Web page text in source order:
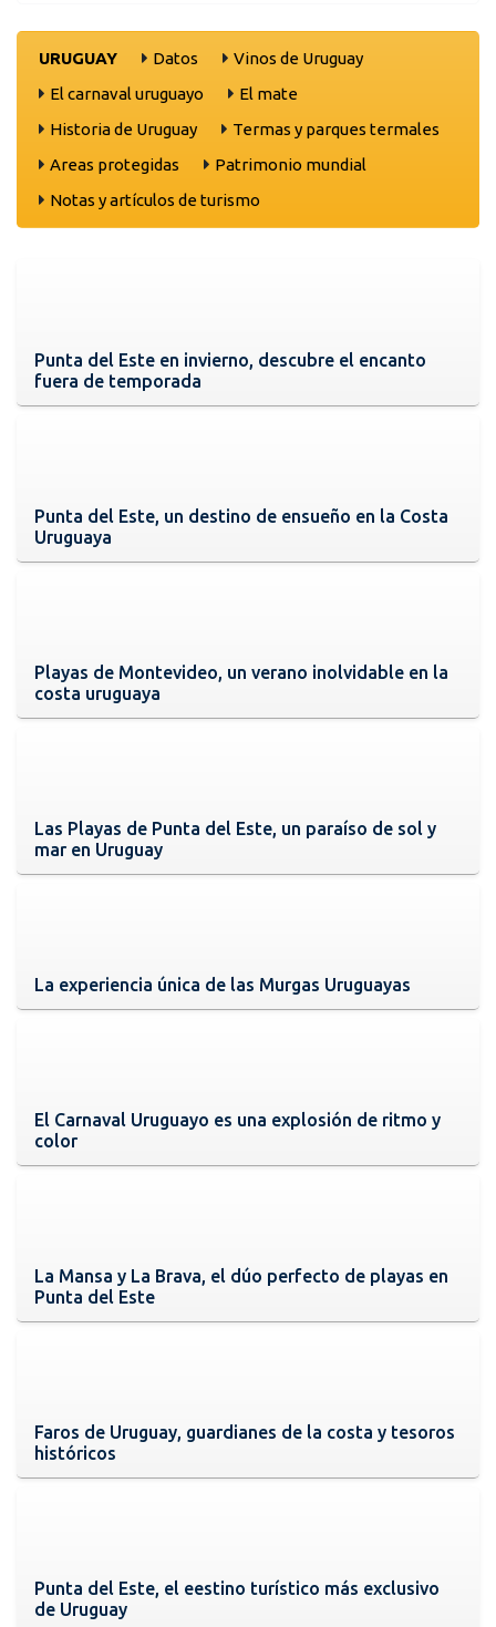
URUGUAY Datos
Vinos de Uruguay
El carnaval uruguayo
El mate
Historia de Uruguay
Termas y parques termales
Areas protegidas
Patrimonio mundial
Notas y artículos de turismo
Punta del Este en invierno, descubre el encanto
fuera de temporada
Punta del Este, un destino de ensueño en la Costa
Uruguaya
Playas de Montevideo, un verano inolvidable en la
costa uruguaya
Las Playas de Punta del Este, un paraíso de sol y
mar en Uruguay
La experiencia única de las Murgas Uruguayas
El Carnaval Uruguayo es una explosión de ritmo y
color
La Mansa y La Brava, el dúo perfecto de playas en
Punta del Este
Faros de Uruguay, guardianes de la costa y tesoros
históricos
Punta del Este, el eestino turístico más exclusivo
de Uruguay